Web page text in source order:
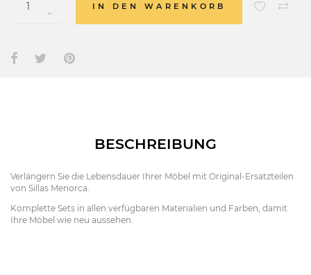
IN DEN WARENKORB
BESCHREIBUNG
Verlängern Sie die Lebensdauer Ihrer Möbel mit Original-Ersatzteilen
von Sillas Menorca.
Komplette Sets in allen verfügbaren Materialien und Farben, damit
Ihre Möbel wie neu aussehen.